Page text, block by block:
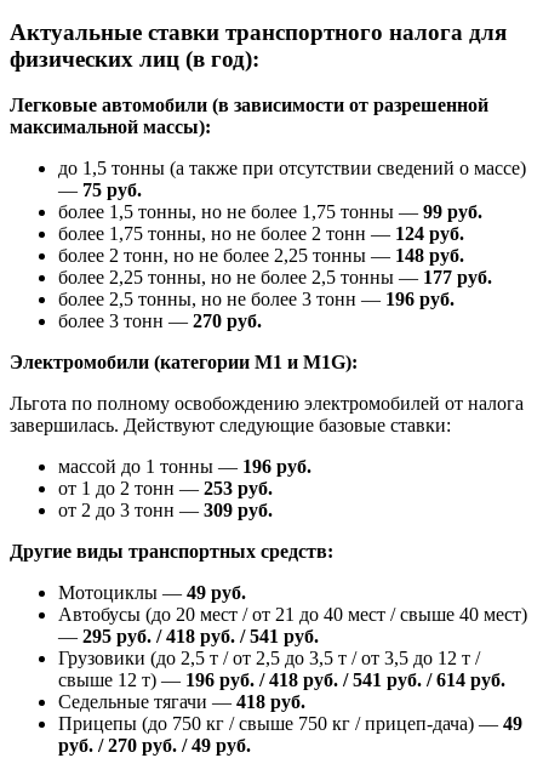
Актуальные ставки транспортного налога для
физических лиц (в год):
Легковые автомобили (в зависимости от разрешенной
максимальной массы):
до 1,5 тонны (а также при отсутствии сведений о массе)
— 75 руб.
более 1,5 тонны, но не более 1,75 тонны — 99 руб.
более 1,75 тонны, но не более 2 тонн — 124 руб.
более 2 тонн, но не более 2,25 тонны — 148 руб.
более 2,25 тонны, но не более 2,5 тонны — 177 руб.
более 2,5 тонны, но не более 3 тонн — 196 руб.
более 3 тонн — 270 руб.
Электромобили (категории M1 и M1G):
Льгота по полному освобождению электромобилей от налога
завершилась. Действуют следующие базовые ставки:
массой до 1 тонны — 196 руб.
от 1 до 2 тонн — 253 руб.
от 2 до 3 тонн — 309 руб.
Другие виды транспортных средств:
Мотоциклы — 49 руб.
Автобусы (до 20 мест / от 21 до 40 мест / свыше 40 мест)
— 295 руб. / 418 руб. / 541 руб.
Грузовики (до 2,5 т / от 2,5 до 3,5 т / от 3,5 до 12 т /
свыше 12 т) — 196 руб. / 418 руб. / 541 руб. / 614 руб.
Седельные тягачи — 418 руб.
Прицепы (до 750 кг / свыше 750 кг / прицеп-дача) — 49
руб. / 270 руб. / 49 руб.